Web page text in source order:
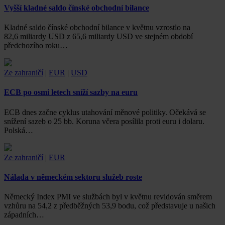
Vyšší kladné saldo čínské obchodní bilance
Kladné saldo čínské obchodní bilance v květnu vzrostlo na
82,6 miliardy USD z 65,6 miliardy USD ve stejném období
předchozího roku…
Ze zahraničí | EUR | USD
ECB po osmi letech sníží sazby na euru
ECB dnes začne cyklus utahování měnové politiky. Očekává se
snížení sazeb o 25 bb. Koruna včera posílila proti euru i dolaru.
Polská…
Ze zahraničí | EUR
Nálada v německém sektoru služeb roste
Německý Index PMI ve službách byl v květnu revidován směrem
vzhůru na 54,2 z předběžných 53,9 bodu, což představuje u našich
západních…